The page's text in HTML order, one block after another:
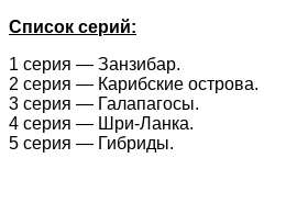
Список серий:
1 серия — Занзибар.
2 серия — Карибские острова.
3 серия — Галапагосы.
4 серия — Шри-Ланка.
5 серия — Гибриды.